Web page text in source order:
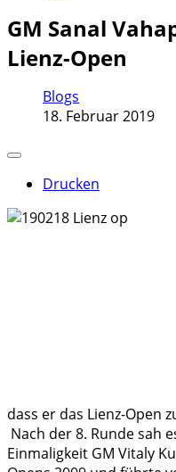
GM Sanal
Lienz-Open
Blogs
18. Februar 2019
Drucken
dass er das Lienz-Open
Nach der 8. Runde sah
Einmaligkeit GM Vitaly